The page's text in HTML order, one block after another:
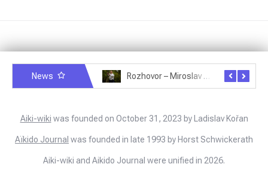
News Rozhovor – Miroslav Šmíd – 22.3.2025
Aiki-wiki was founded on October 31, 2023 by Ladislav Kořan
Aïkido Journal was founded in late 1993 by Horst Schwickerath
Aiki-wiki and Aikido Journal were unified in 2026.